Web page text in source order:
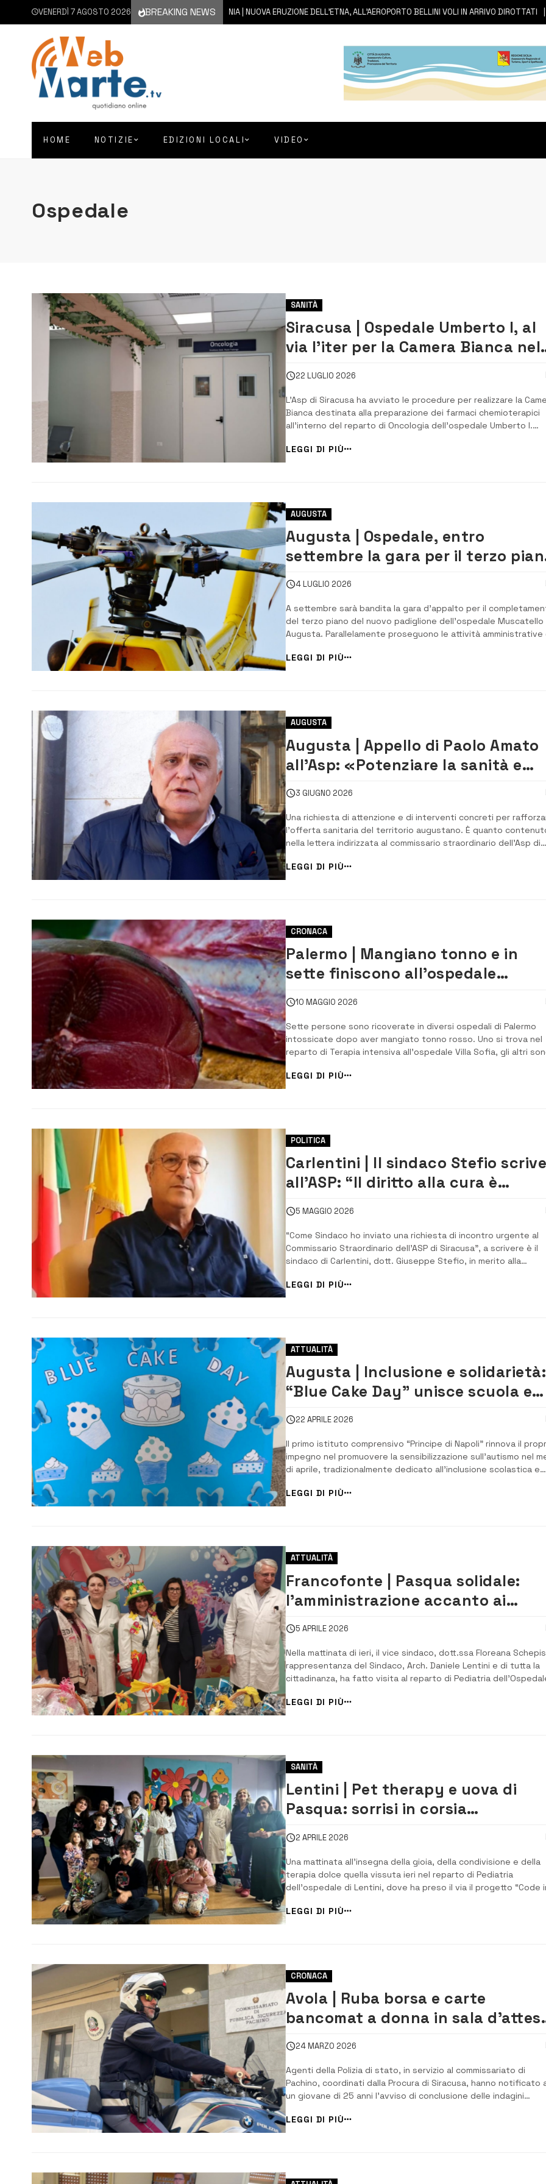
VENERDÌ 7 AGOSTO 2026 BREAKING NEWS
7 AGOSTO 2026 CATANIA | NUOVA ERUZIONE DELL’ETNA, ALL’AEROPORTO BELLINI VOLI IN ARRIVO DIROTTATI 7
HOME NOTIZIE EDIZIONI LOCALI VIDEO
Ospedale
SANITÀ
Siracusa | Ospedale Umberto I, al
via l’iter per la Camera Bianca nel
reparto di Oncologia
22 LUGLIO 2026
L’Asp di Siracusa ha avviato le procedure per realizzare la
Bianca destinata alla preparazione dei farmaci chemioterapici
all’interno del reparto di Oncologia dell’ospedale Umberto I.
alimentato da interventi sulla stampa e sui social, che hanno
richiamato l’attenzione sulla ne...
LEGGI DI PIÙ
AUGUSTA
Augusta | Ospedale, entro
settembre la gara per il terzo
Elisoccorso, avanti l’iter per
l’operatività h24
4 LUGLIO 2026
A settembre sarà bandita la gara d’appalto per il
del terzo piano del nuovo padiglione dell’ospedale Muscatello
Augusta. Parallelamente proseguono le attività amministrative
nell’arco delle 24 ore. Sono gli aggiornamenti forniti dal
LEGGI DI PIÙ
AUGUSTA
Augusta | Appello di Paolo Amato
all’Asp: «Potenziare la sanità e
completare le infrastrutture»
3 GIUGNO 2026
Una richiesta di attenzione e di interventi concreti per
l’offerta sanitaria del territorio augustano. È quanto
nella lettera indirizzata al commissario straordinario dell’Asp di
Siracusa, Gioacchino Iraci, dal coordinatore cittadino di Forza
Paolo Amato. Nel documento, Amato rivolge anzitutto gli auguri
buon la...
LEGGI DI PIÙ
CRONACA
Palermo | Mangiano tonno e in
sette finiscono all’ospedale
intossicati: uno è in Terapia
intensiva
10 MAGGIO 2026
Sette persone sono ricoverate in diversi ospedali di Palermo
intossicate dopo aver mangiato tonno rosso. Uno si trova nel
reparto di Terapia intensiva all’ospedale Villa Sofia, gli altri
osservazione nei pronto soccorso negli ospedali Civico,
e Policlinico. Tre degli intossicati fanno parte dello stesso
familiare...
LEGGI DI PIÙ
POLITICA
Carlentini | Il sindaco Stefio scrive
all’ASP: ​“Il diritto alla cura è
irrinunciabile per la nostra
comunità”
5 MAGGIO 2026
“Come Sindaco ho inviato una richiesta di incontro urgente al
Commissario Straordinario dell’ASP di Siracusa”, a scrivere è il
sindaco di Carlentini, dott. Giuseppe Stefio, in merito alla
Carlentini. “È mio dovere portare sul tavolo delle autorità com...
LEGGI DI PIÙ
ATTUALITÀ
Augusta | Inclusione e
“Blue Cake Day” unisce scuola e
comunità
22 APRILE 2026
Il primo istituto comprensivo “Principe di Napoli” rinnova il
impegno nel promuovere la sensibilizzazione sull’autismo nel
di aprile, tradizionalmente dedicato all’inclusione scolastica e
sociale. Un percorso fatto di gesti concreti e partecipazione
collettiva, che coinvolge studenti, famiglie e personale
scolastico. Nelle giornat...
LEGGI DI PIÙ
ATTUALITÀ
Francofonte | Pasqua solidale:
l’amministrazione accanto ai
piccoli del reparto di pediatria del
“Garibaldi-Nesima”
5 APRILE 2026
Nella mattinata di ieri, il vice sindaco, dott.ssa Floreana
rappresentanza del Sindaco, Arch. Daniele Lentini e di tutta la
cittadinanza, ha fatto visita al reparto di Pediatria
“Garibaldi Nesima” per un gesto di profonda vicinanza. L’
è nata grazie all’insegnante e coordinatrice della scuola
dell’infanzia ...
LEGGI DI PIÙ
SANITÀ
Lentini | Pet therapy e uova di
Pasqua: sorrisi in corsia
all’ospedale
2 APRILE 2026
Una mattinata all’insegna della gioia, della condivisione e della
terapia dolce quella vissuta ieri nel reparto di Pediatria
dell’ospedale di Lentini, dove ha preso il via il progetto “Code
tre appuntamenti in programma negli ospedali della provincia, ha
trasformato per qu...
LEGGI DI PIÙ
CRONACA
Avola | Ruba borsa e carte
bancomat a donna in sala
ospedale e preleva soldi:
denunciato 25enne di Pachino
24 MARZO 2026
Agenti della Polizia di stato, in servizio al commissariato di
Pachino, coordinati dalla Procura di Siracusa, hanno notificato
un giovane di 25 anni l’avviso di conclusione delle indagini
carta di pagamento. Il giovane, già conosciuto alle forze di
con la complicit...
LEGGI DI PIÙ